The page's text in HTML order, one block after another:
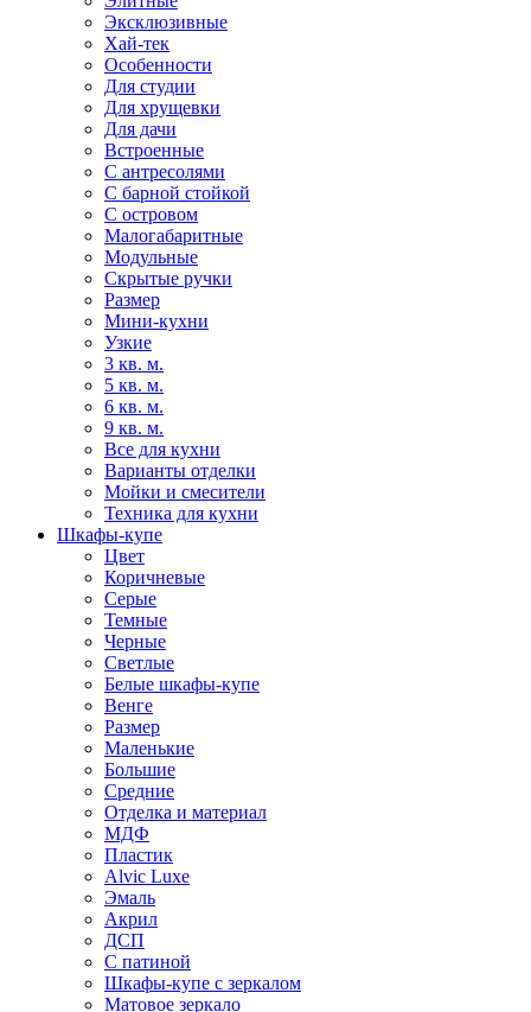
Эксклюзивные
Хай-тек
Особенности
Для студии
Для хрущевки
Для дачи
Встроенные
С антресолями
С барной стойкой
С островом
Малогабаритные
Модульные
Скрытые ручки
Размер
Мини-кухни
Узкие
3 кв. м.
5 кв. м.
6 кв. м.
9 кв. м.
Все для кухни
Варианты отделки
Мойки и смесители
Техника для кухни
Шкафы-купе
Цвет
Коричневые
Серые
Темные
Черные
Светлые
Белые шкафы-купе
Венге
Размер
Маленькие
Большие
Средние
Отделка и материал
МДФ
Пластик
Alvic Luxe
Эмаль
Акрил
ДСП
С патиной
Шкафы-купе с зеркалом
Матовое зеркало